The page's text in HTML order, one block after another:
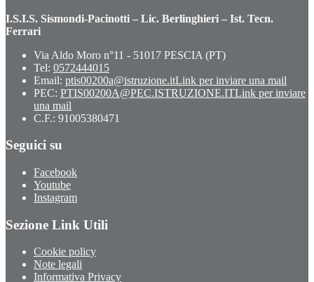
I.S.I.S. Sismondi-Pacinotti – Lic. Berlinghieri – Ist. Tecn.
Ferrari
Via Aldo Moro n°11 - 51017 PESCIA (PT)
Tel: 0572444015
Email: ptis00200a@istruzione.itLink per inviare una mail
PEC: PTIS00200A@PEC.ISTRUZIONE.ITLink per inviare
una mail
C.F.: 91005380471
Seguici su
Facebook
Youtube
Instagram
Sezione Link Utili
Cookie policy
Note legali
Informativa Privacy